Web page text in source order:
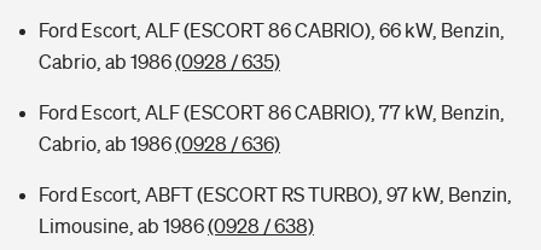
Ford Escort, ALF (ESCORT 86 CABRIO), 66 kW, Benzin,
Cabrio, ab 1986(0928 / 635)
Ford Escort, ALF (ESCORT 86 CABRIO), 77 kW, Benzin,
Cabrio, ab 1986(0928 / 636)
Ford Escort, ABFT (ESCORT RS TURBO), 97 kW, Benzin,
Limousine, ab 1986(0928 / 638)